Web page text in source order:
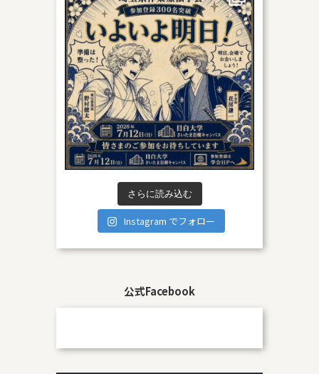
さらに読み込む
Instagram でフォロー
公式Facebook